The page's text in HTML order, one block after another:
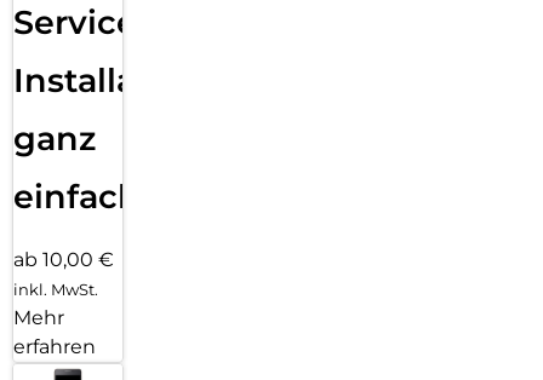
Services
Installation
ganz
einfach
ab 10,00 €
inkl. MwSt.
Mehr
erfahren